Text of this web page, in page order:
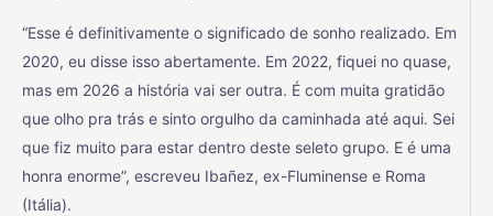
“Esse é definitivamente o significado de sonho realizado. Em
2020, eu disse isso abertamente. Em 2022, fiquei no quase,
mas em 2026 a história vai ser outra. É com muita gratidão
que olho pra trás e sinto orgulho da caminhada até aqui. Sei
que fiz muito para estar dentro deste seleto grupo. E é uma
honra enorme”, escreveu Ibañez, ex-Fluminense e Roma
(Itália).